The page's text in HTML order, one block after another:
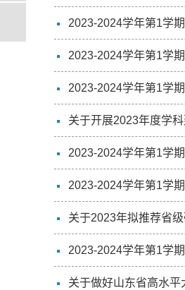
2023-2024学年第1学
2023-2024学年第1学
2023-2024学年第1学
关于开展2023年度学
2023-2024学年第1学
2023-2024学年第1学
关于2023年拟推荐省
2023-2024学年第1学
关于做好山东省高水